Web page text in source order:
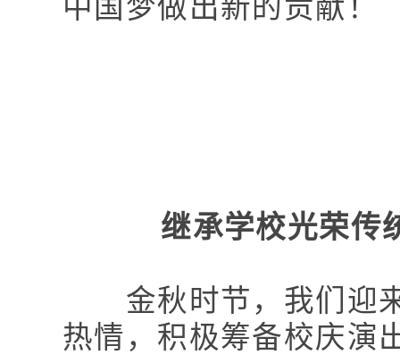
中国梦做出新的贡献！
继承学校光荣传统
金秋时节，我们迎来
热情，积极筹备校庆演